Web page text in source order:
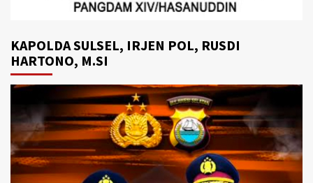
KAPOLDA SULSEL, IRJEN POL, RUSDI
HARTONO, M.SI